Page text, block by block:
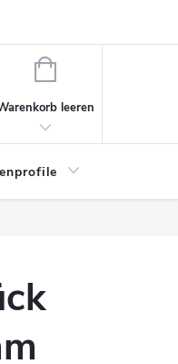
WARENKORB
leeren